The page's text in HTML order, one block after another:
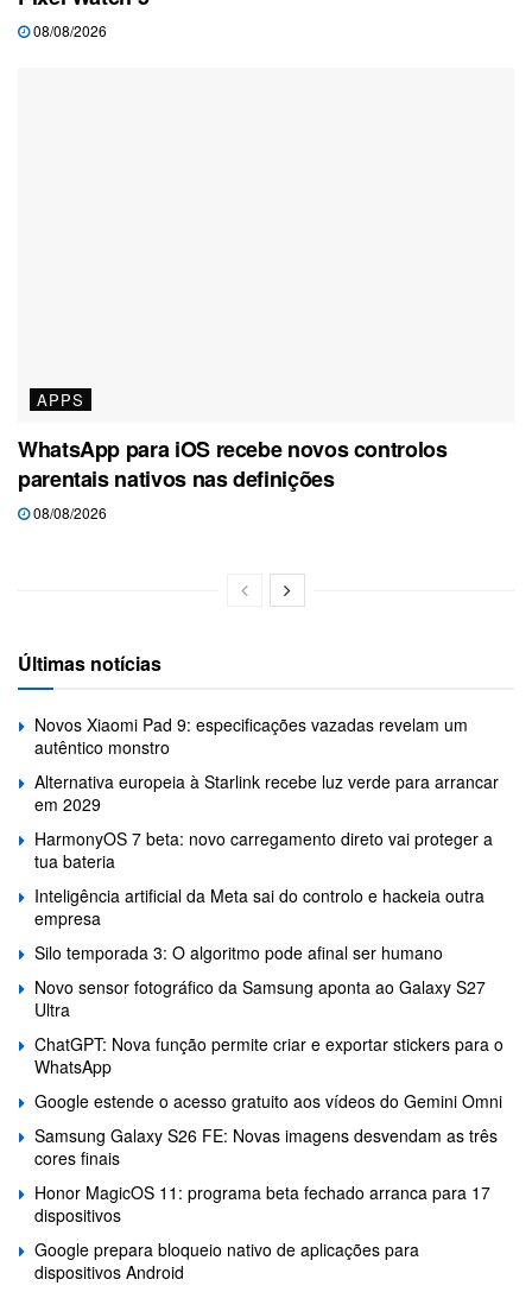
08/08/2026
APPS
WhatsApp para iOS recebe novos controlos
parentais nativos nas definições
08/08/2026
Últimas notícias
Novos Xiaomi Pad 9: especificações vazadas revelam um
autêntico monstro
Alternativa europeia à Starlink recebe luz verde para arrancar
em 2029
HarmonyOS 7 beta: novo carregamento direto vai proteger a
tua bateria
Inteligência artificial da Meta sai do controlo e hackeia outra
empresa
Silo temporada 3: O algoritmo pode afinal ser humano
Novo sensor fotográfico da Samsung aponta ao Galaxy S27
Ultra
ChatGPT: Nova função permite criar e exportar stickers para o
WhatsApp
Google estende o acesso gratuito aos vídeos do Gemini Omni
Samsung Galaxy S26 FE: Novas imagens desvendam as três
cores finais
Honor MagicOS 11: programa beta fechado arranca para 17
dispositivos
Google prepara bloqueio nativo de aplicações para
dispositivos Android